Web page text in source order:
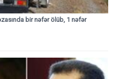
bir nəfər ölüb, 1 nəfər